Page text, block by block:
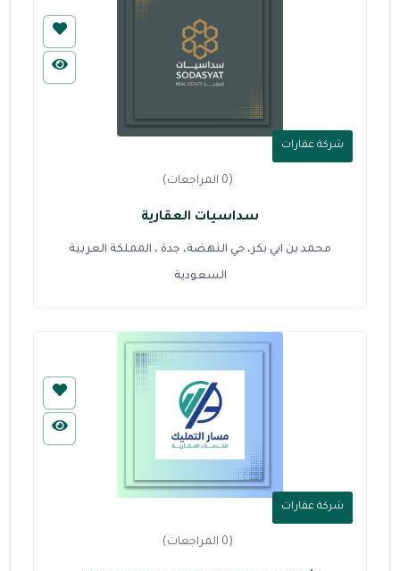
شركة عقارات
(0 المراجعات)
سداسيات العقارية
محمد بن ابي بكر، حي النهضة، جدة ، المملكة العربية
السعودية
شركة عقارات
(0 المراجعات)